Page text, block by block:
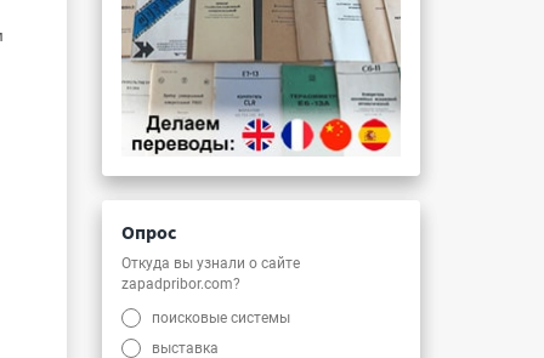
Опрос
Откуда вы узнали о сайте
zapadpribor.com?
поисковые системы
выставка